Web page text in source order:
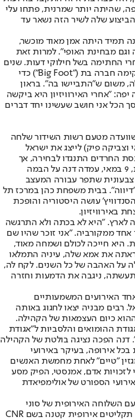
שהיתה יותר שמרנית, פתחו עלי
הביצוע שלה לשיר הזה נשאר עד
תמיד היתה אמן מאוד מוכשר,
וגם מבחינת האופי". למרות זאת
החתימה בשל חילוקי דעות. שנים
לאחר מכן טענה הזמרת כי הליקון הקימה חברה בת ("Big Foot") כדי
משום ש"התביישו בה". בראון
"אחרי האירוויזיון היא ביקשה
הכל אני חושב שעשינו יחד דברים
האמיתית הגיעה ב-1998, כשוועדה מטעם רשות השידור שלחה
וצביקה פיק) לייצג את ישראל
החרדים התנגדו לבחירה, אך
ההחלטה נותרה בעינה. במוצאי שבת, 9 במאי, עמדה דנה על הבמה
צבעונית שתפר עבורה המעצב
"דיווה". בבית משפחת כהן במרכז תל
עושה היסטוריה והופכת
באירוויזיון.
לארץ. "היא לא בכתה ולא התרגשה
ממקורביה. "אני זוכר שהיו שם
היא חייכה לכולם ושמחה מאוד,
את אמא שלה, עיניה התמלאו
על האהבה של כל השנים. לקח לה,
ניגבה את הדמעות וחזרה
האירועים המשמעותיים
רבים מבניה יצאו לחגוג באותה
ההוא כיום העצמאות של הקהילה.
ההומואים והלסביות ל"אגודת
דנה הפכה נציגה בולטת של הקהילה
אירופה, בעיקר באירועי
98' בחר בה המגזין "טיים" לאחת מחמשת האנשים
לזכויות אדם, אמנסטי, הפיק מסע
הספורט של אולימפיאדת
אחרי שהחוזה שעליו חתמה ב-1999 עם השלוחה האירופית של סוני
העולמית בוטל, הקליטה דנה בחברת תקליטים אירופית קטנה בשם CNR